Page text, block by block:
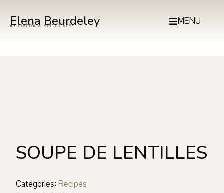
Elena Beurdeley
AYURVEDA & MINDFULNESS MENU
SOUPE DE LENTILLES
Categories: Recipes